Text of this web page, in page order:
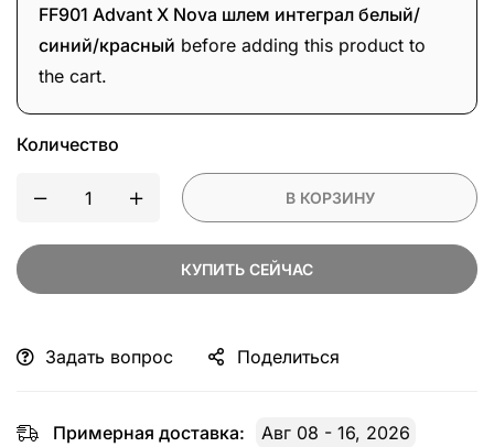
FF901 Advant X Nova шлем интеграл белый/
синий/красный before adding this product to
the cart.
Количество
В КОРЗИНУ
КУПИТЬ СЕЙЧАС
Задать вопрос Поделиться
Примерная доставка: Авг 08 - 16, 2026